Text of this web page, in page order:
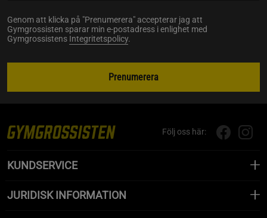
Genom att klicka på "Prenumerera" accepterar jag att
Gymgrossisten sparar min e-postadress i enlighet med
Gymgrossistens Integritetspolicy.
Prenumerera
Följ oss här:
KUNDSERVICE
JURIDISK INFORMATION